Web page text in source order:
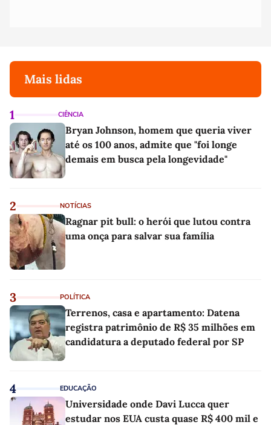
Mais lidas
1 CIÊNCIA
Bryan Johnson, homem que queria viver
até os 100 anos, admite que "foi longe
demais em busca pela longevidade"
2 NOTÍCIAS
Ragnar pit bull: o herói que lutou contra
uma onça para salvar sua família
3 POLÍTICA
Terrenos, casa e apartamento: Datena
registra patrimônio de R$ 35 milhões em
candidatura a deputado federal por SP
4 EDUCAÇÃO
Universidade onde Davi Lucca quer
estudar nos EUA custa quase R$ 400 mil e